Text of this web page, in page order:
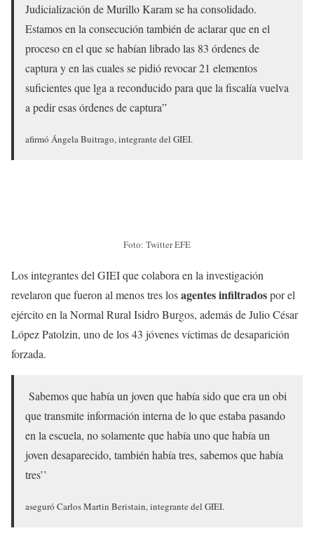
Judicialización de Murillo Karam se ha consolidado.
Estamos en la consecución también de aclarar que en el
proceso en el que se habían librado las 83 órdenes de
captura y en las cuales se pidió revocar 21 elementos
suficientes que lga a reconducido para que la fiscalía vuelva
a pedir esas órdenes de captura”
afirmó Ángela Buitrago, integrante del GIEI.
Foto: Twitter EFE
Los integrantes del GIEI que colabora en la investigación
revelaron que fueron al menos tres losagentes infiltradospor el
ejército en la Normal Rural Isidro Burgos, además de Julio César
López Patolzin, uno de los 43 jóvenes víctimas de desaparición
forzada.
Sabemos que había un joven que había sido que era un obi
que transmite información interna de lo que estaba pasando
en la escuela, no solamente que había uno que había un
joven desaparecido, también había tres, sabemos que había
tres’’
aseguró Carlos Martin Beristain, integrante del GIEI.